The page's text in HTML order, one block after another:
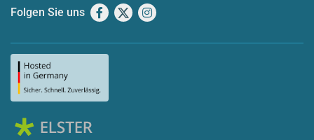
Folgen Sie uns Facebook
X Instagram